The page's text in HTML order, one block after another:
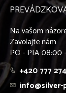
Na vašom
Zavolajte nám
PO - PIA 08:00
+420 777
info@silver-